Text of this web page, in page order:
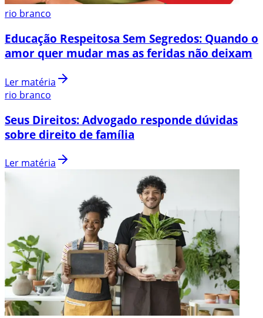
rio branco
Educação Respeitosa Sem Segredos: Quando o
amor quer mudar mas as feridas não deixam
Ler matéria
rio branco
Seus Direitos: Advogado responde dúvidas
sobre direito de família
Ler matéria